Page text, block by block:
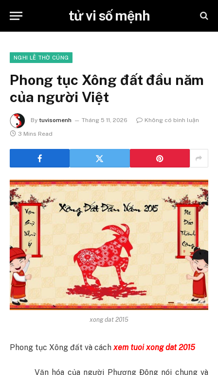
tử vi số mệnh
NGHI LỄ THỜ CÚNG
Phong tục Xông đất đầu năm
của người Việt
By tuvisomenh Tháng 5 11, 2026
Không có bình luận
3 Mins Read
xong dat 2015
Phong tục Xông đất và cáchxem tuoi xong dat 2015
Văn hóa của người Phương Đông nói chung và